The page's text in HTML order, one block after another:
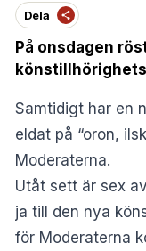
Dela
På onsdagen
Samtidigt har en
eldat på “oron,
Moderaterna.
Utåt sett är sex
ja till den nya
för Moderaterna